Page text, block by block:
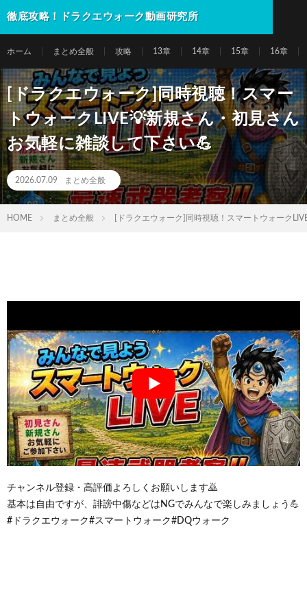
徹底攻略！ドラクエウォーク動画研究所
ホーム まとめ全般 攻略 13章 14章 15章 16章
[ドラクエウォーク]同時視聴！スマー
トウォークLIVE💡新規さん・初見さん
お気軽に雑談して下さい💪
2026.07.09 まとめ全般
HOME まとめ全般 [ドラクエウォーク]同時視聴！スマートウォーク
チャンネル登録・高評価よろしくお願いします🙇
基本は自由ですが、誹謗中傷などはNGでみんなで楽しみましょう💪
#ドラクエウォーク#スマートウォーク#DQウォーク